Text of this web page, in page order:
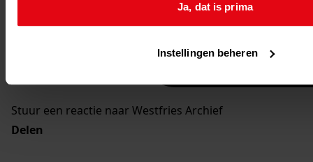
Ja, dat is prima
Instellingen beheren
Stuur een reactie naar Westfries Archief
Delen